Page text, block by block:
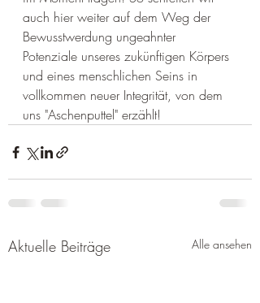
auch hier weiter auf dem Weg der
Bewusstwerdung ungeahnter
Potenziale unseres zukünftigen Körpers
und eines menschlichen Seins in
vollkommen neuer Integrität, von dem
uns "Aschenputtel" erzählt!
Aktuelle Beiträge Alle ansehen